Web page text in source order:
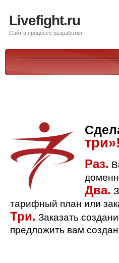
Livefight.ru
Сайт в процессе разработки
три»!
Раз.
Два.
тарифный план или
Три. Заказать
предложить вам